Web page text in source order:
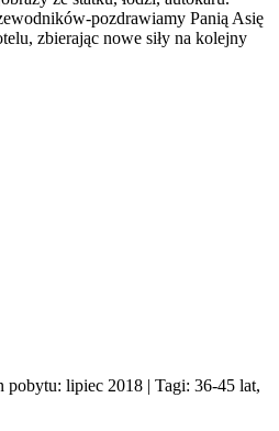
pozdrawiamy Panią Asię
zbierając nowe siły na kolejny
pobytu: lipiec 2018 | Tagi: 36-45 lat,